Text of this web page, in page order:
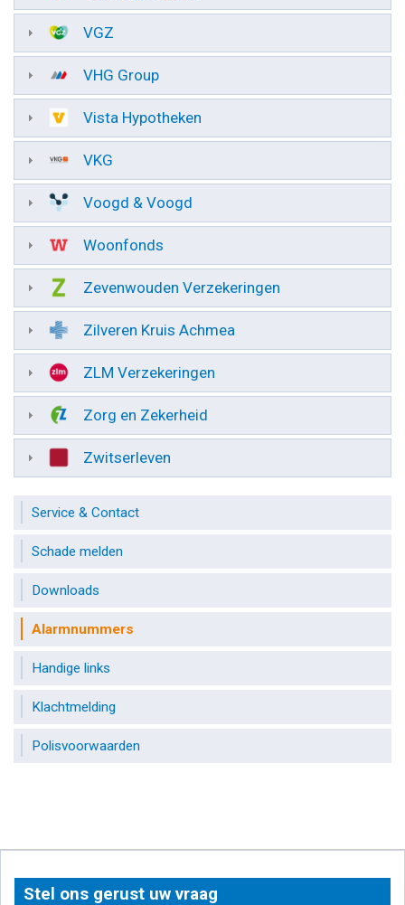
VGZ
VHG Group
Vista Hypotheken
VKG
Voogd & Voogd
Woonfonds
Zevenwouden Verzekeringen
Zilveren Kruis Achmea
ZLM Verzekeringen
Zorg en Zekerheid
Zwitserleven
Service & Contact
Schade melden
Downloads
Alarmnummers
Handige links
Klachtmelding
Polisvoorwaarden
Stel ons gerust uw vraag